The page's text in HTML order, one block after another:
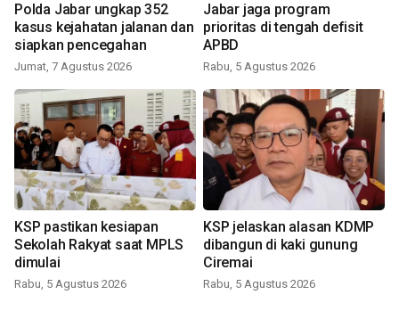
Polda Jabar ungkap 352
kasus kejahatan jalanan dan
siapkan pencegahan
Jumat, 7 Agustus 2026
Jabar jaga program
prioritas di tengah defisit
APBD
Rabu, 5 Agustus 2026
KSP pastikan kesiapan
Sekolah Rakyat saat MPLS
dimulai
Rabu, 5 Agustus 2026
KSP jelaskan alasan KDMP
dibangun di kaki gunung
Ciremai
Rabu, 5 Agustus 2026